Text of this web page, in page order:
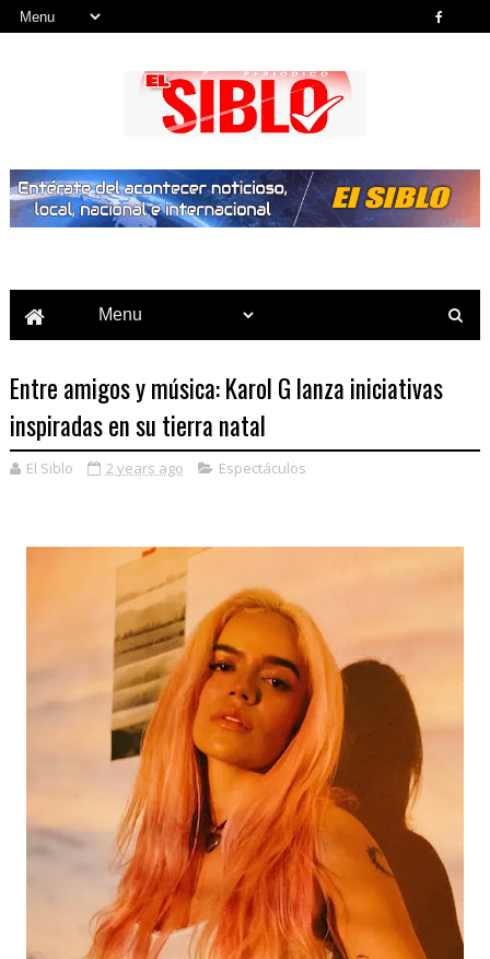
Entre amigos y música: Karol G lanza iniciativas
inspiradas en su tierra natal
El Siblo 2 years ago Espectáculos